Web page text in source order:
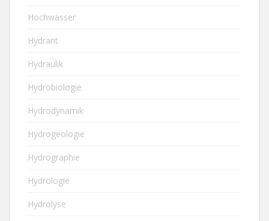
Hochwasser
Hydrant
Hydraulik
Hydrobiologie
Hydrodynamik
Hydrogeologie
Hydrographie
Hydrologie
Hydrolyse